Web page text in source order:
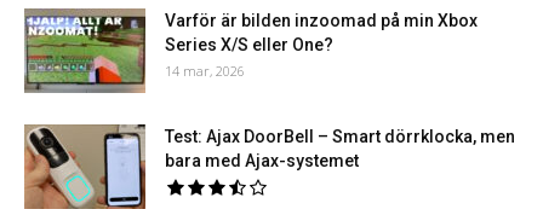
Varför är bilden inzoomad på min Xbox
Series X/S eller One?
14 mar, 2026
Test: Ajax DoorBell – Smart dörrklocka, men
bara med Ajax-systemet